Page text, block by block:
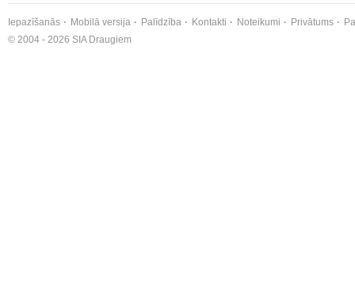
Iepazīšanās Mobilā versija Palīdzība Kontakti Noteikumi Privātums
© 2004 - 2026 SIA Draugiem